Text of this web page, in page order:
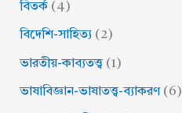
বিতর্ক (4)
বিদেশি-সাহিত্য (2)
ভারতীয়-কাব্যতত্ত্ব (1)
ভাষাবিজ্ঞান-ভাষাতত্ত্ব-ব্যাকরণ(6)